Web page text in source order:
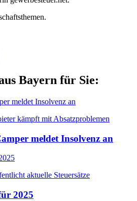
Bayern für Sie:
kämpft mit Absatzproblemen
meldet Insolvenz an
aktuelle Steuersätze
2025